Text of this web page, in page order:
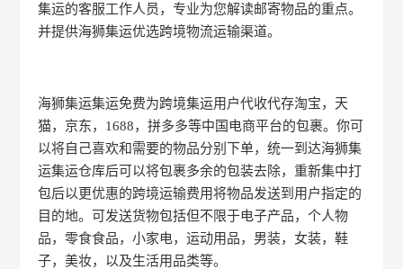
集运的客服工作人员，专业为您解读邮寄物品的重点。
并提供海狮集运优选跨境物流运输渠道。
海狮集运集运免费为跨境集运用户代收代存淘宝，天
猫，京东，1688，拼多多等中国电商平台的包裹。你可
以将自己喜欢和需要的物品分别下单，统一到达海狮集
运集运仓库后可以将包裹多余的包装去除，重新集中打
包后以更优惠的跨境运输费用将物品发送到用户指定的
目的地。可发送货物包括但不限于电子产品，个人物
品，零食食品，小家电，运动用品，男装，女装，鞋
子，美妆，以及生活用品类等。